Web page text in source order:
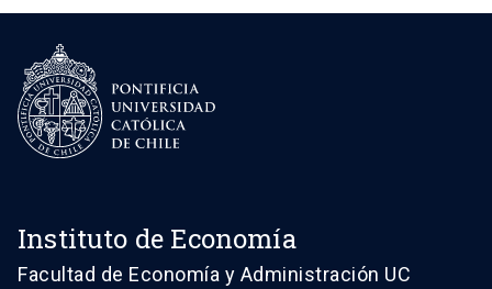
Instituto de Economía
Facultad de Economía y Administración UC